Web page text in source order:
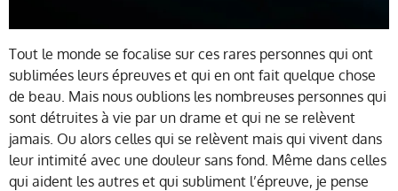
Tout le monde se focalise sur ces rares personnes qui ont
sublimées leurs épreuves et qui en ont fait quelque chose
de beau. Mais nous oublions les nombreuses personnes qui
sont détruites à vie par un drame et qui ne se relèvent
jamais. Ou alors celles qui se relèvent mais qui vivent dans
leur intimité avec une douleur sans fond. Même dans celles
qui aident les autres et qui subliment l’épreuve, je pense